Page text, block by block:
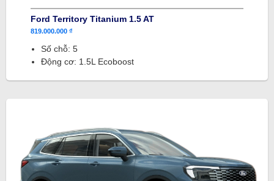
Ford Territory Titanium 1.5 AT
819.000.000 ₫
Số chỗ: 5
Động cơ: 1.5L Ecoboost